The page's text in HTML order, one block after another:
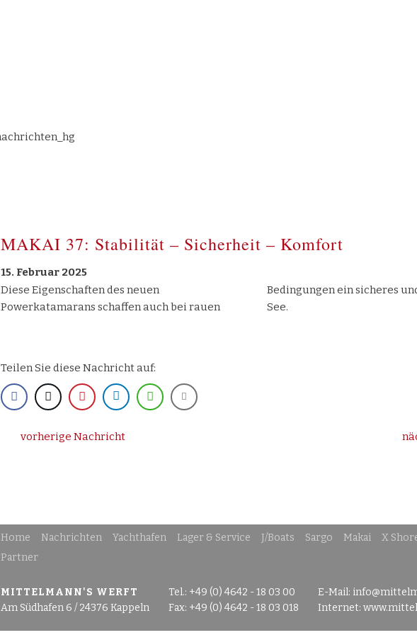
MAKAI 37: Stabilität – Sicherheit – Komfort
15. Februar 2025
Diese Eigenschaften des neuen
Powerkatamarans schaffen auch bei rauen
Bedingungen ein sicheres und gutes Gefühl auf
See.
Teilen Sie diese Nachricht auf:
vorherige Nachricht
Home Nachrichten Yachthafen Lager & Service J/Boats Sargo Makai X
Partner
MITTELMANN'S WERFT
Am Südhafen 6 / 24376 Kappeln
Tel.: +49 (0) 4642 - 18 03 00
Fax: +49 (0) 4642 - 18 03 018
E-Mail:
Internet: